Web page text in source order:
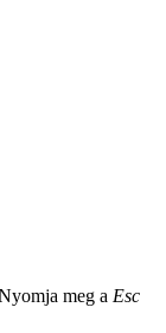
meg a Esc